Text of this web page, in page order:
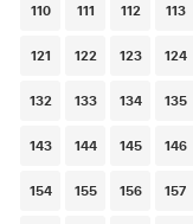
110 111 112 113
121 122 123 124
132 133 134 135
143 144 145 146
154 155 156 157